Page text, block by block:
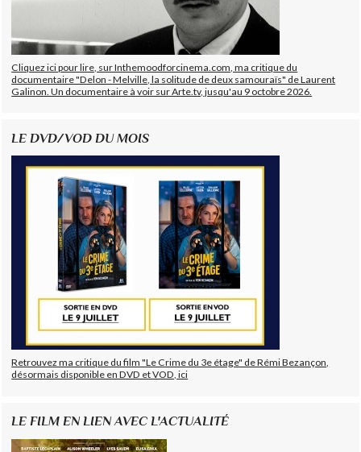
Cliquez ici pour lire, sur Inthemoodforcinema.com, ma critique du
documentaire "Delon - Melville, la solitude de deux samouraïs" de Laurent
Galinon. Un documentaire à voir sur Arte.tv, jusqu'au 9 octobre 2026.
LE DVD/VOD DU MOIS
Retrouvez ma critique du film "Le Crime du 3e étage" de Rémi Bezançon,
désormais disponible en DVD et VOD, ici
LE FILM EN LIEN AVEC L'ACTUALITÉ